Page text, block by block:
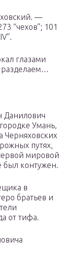
—
“чехов”; 101
глазами
Данилович
Умань,
Черняховских
путях,
мировой
был контужен.
в
братьев и
от тифа.